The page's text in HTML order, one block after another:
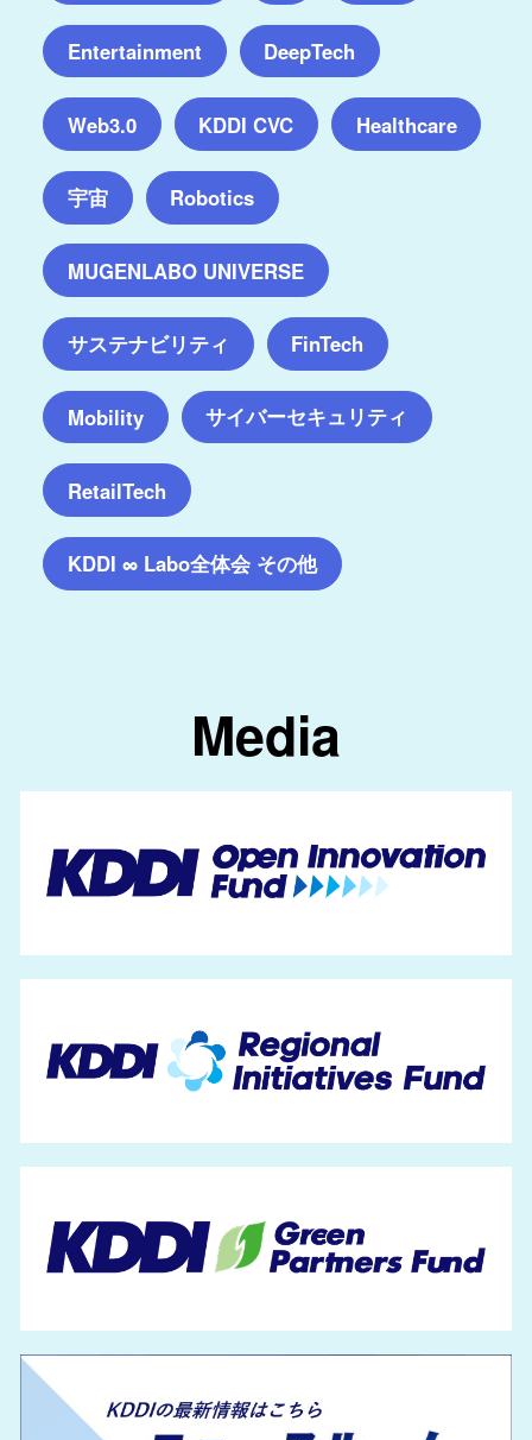
Entertainment DeepTech
Web3.0 KDDI CVC Healthcare
宇宙 Robotics
MUGENLABO UNIVERSE
サステナビリティ FinTech
Mobility サイバーセキュリティ
RetailTech
KDDI ∞ Labo全体会 その他
Media